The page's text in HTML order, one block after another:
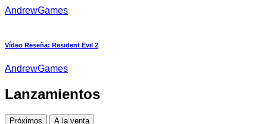
AndrewGames
Vídeo Reseña: Resident Evil 2
AndrewGames
Lanzamientos
Próximos A la venta